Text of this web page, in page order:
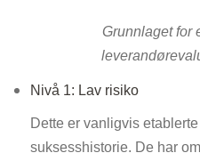
Grunnlaget for
Nivå 1: Lav risiko
Dette er vanligvis
suksesshistorie. De har